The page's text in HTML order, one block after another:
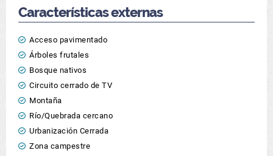
Características externas
Acceso pavimentado
Árboles frutales
Bosque nativos
Circuito cerrado de TV
Montaña
Río/Quebrada cercano
Urbanización Cerrada
Zona campestre